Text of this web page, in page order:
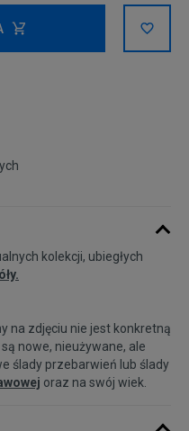
Powiadom o dostępności
Powiadom o dostępności
kolekcji, ubiegłych
na zdjęciu nie jest konkretną
nowe, nieużywane, ale
ślady przebarwień lub ślady
oraz na swój wiek.